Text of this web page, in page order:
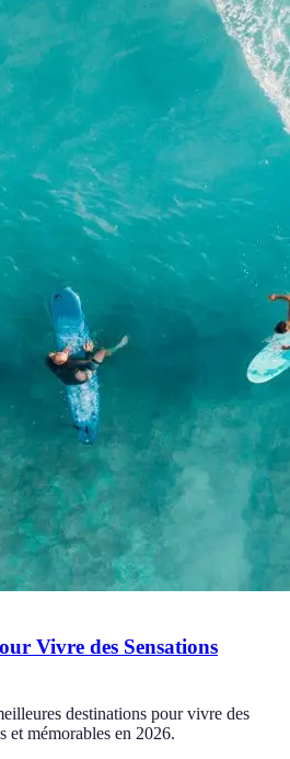
Vivre des Sensations
destinations pour vivre des
et mémorables en 2026.